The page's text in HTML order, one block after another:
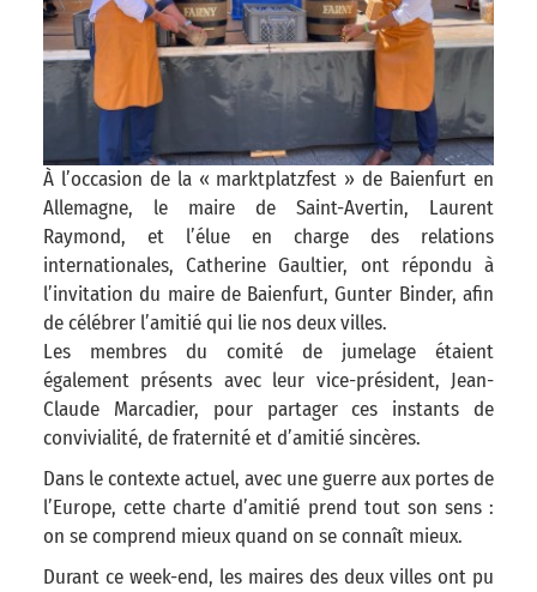
À l’occasion de la « marktplatzfest » de Baienfurt en
Allemagne, le maire de Saint-Avertin, Laurent
Raymond, et l’élue en charge des relations
internationales, Catherine Gaultier, ont répondu à
l’invitation du maire de Baienfurt, Gunter Binder, afin
de célébrer l’amitié qui lie nos deux villes.
Les membres du comité de jumelage étaient
également présents avec leur vice-président, Jean-
Claude Marcadier, pour partager ces instants de
convivialité, de fraternité et d’amitié sincères.
Dans le contexte actuel, avec une guerre aux portes de
l’Europe, cette charte d’amitié prend tout son sens :
on se comprend mieux quand on se connaît mieux.
Durant ce week-end, les maires des deux villes ont pu